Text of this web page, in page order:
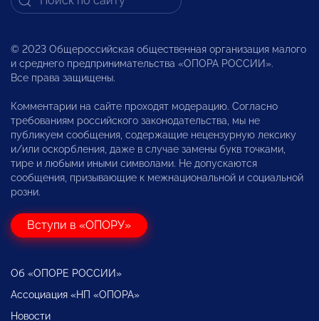
© 2023 Общероссийская общественная организация малого
и среднего предпринимательства «ОПОРА РОССИИ».
Все права защищены.
Комментарии на сайте проходят модерацию. Согласно
требованиям российского законодательства, мы не
публикуем сообщения, содержащие нецензурную лексику
и/или оскорбления, даже в случае замены букв точками,
тире и любыми иными символами. Не допускаются
сообщения, призывающие к межнациональной и социальной
розни.
Вступи в «ОПОРУ»
Об «ОПОРЕ РОССИИ»
Ассоциация «НП «ОПОРА»
Новости